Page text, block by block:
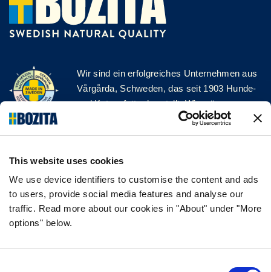
This website uses cookies
We use device identifiers to customise the content and ads
to users, provide social media features and analyse our
traffic. Read more about our cookies in "About" under "More
options" below.
Wir sind ein erfolgreiches Unternehmen aus
Vårgårda, Schweden, das seit 1903 Hunde-
und Katzenfutter herstellt. Wir mögen es
natürlich und einfach. Wir stellen unser
Hunde- und Katzenfutter aus hochwertigen
FOLGE UNS AUF SOCIAL MEDIA